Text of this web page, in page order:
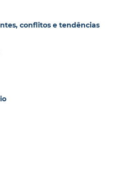
conflitos e tendências